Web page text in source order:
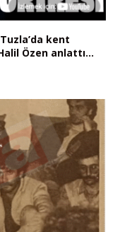
kent
Özen anlattı…